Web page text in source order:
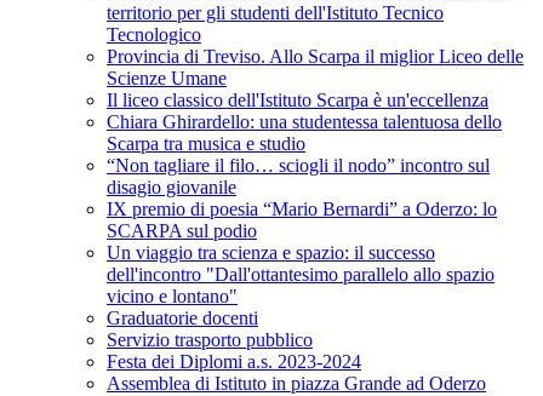
territorio per gli studenti dell'Istituto Tecnico
Tecnologico
Provincia di Treviso. Allo Scarpa il miglior Liceo delle
Scienze Umane
Il liceo classico dell'Istituto Scarpa è un'eccellenza
Chiara Ghirardello: una studentessa talentuosa dello
Scarpa tra musica e studio
“Non tagliare il filo… sciogli il nodo” incontro sul
disagio giovanile
IX premio di poesia “Mario Bernardi” a Oderzo: lo
SCARPA sul podio
Un viaggio tra scienza e spazio: il successo
dell'incontro "Dall'ottantesimo parallelo allo spazio
vicino e lontano"
Graduatorie docenti
Servizio trasporto pubblico
Festa dei Diplomi a.s. 2023-2024
Assemblea di Istituto in piazza Grande ad Oderzo